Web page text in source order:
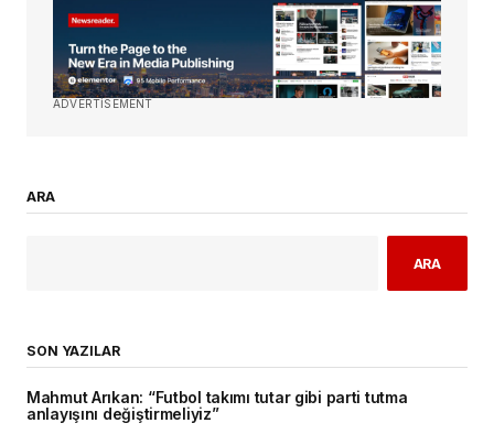
ADVERTISEMENT
ARA
ARA
SON YAZILAR
Mahmut Arıkan: “Futbol takımı tutar gibi parti tutma
anlayışını değiştirmeliyiz”